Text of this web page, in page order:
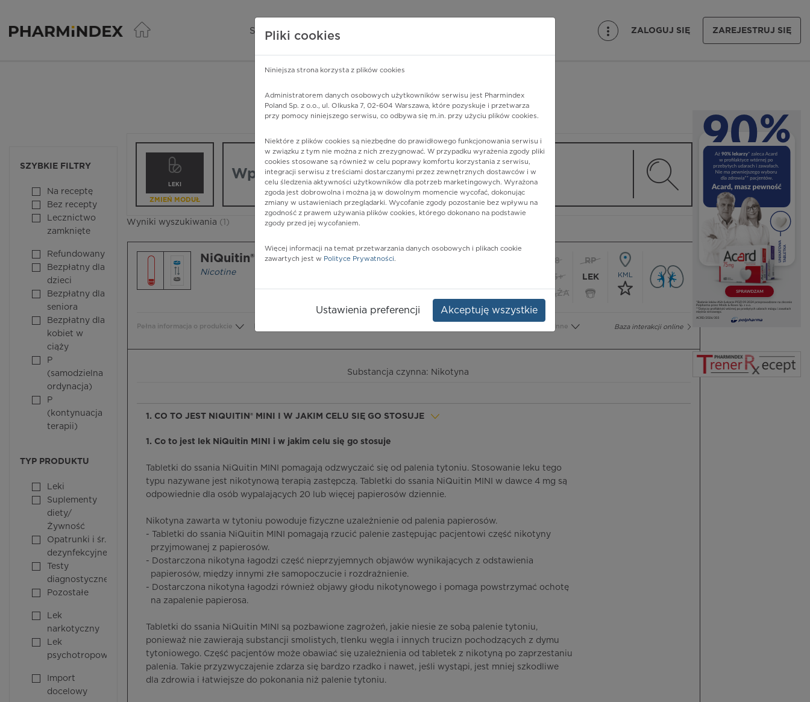
Pharmindex - lider wiedzy o lekach
SERWISY PHARMINDEX ZALOGUJ SIĘ ZAREJESTRUJ SIĘ
SZYBKIE FILTRY
Na receptę
Bez recepty
Lecznictwo
zamknięte
Refundowany
Bezpłatny dla
dzieci
Bezpłatny dla
seniora
Bezpłatny dla
kobiet w
ciąży
P
(samodzielna
ordynacja)
P
(kontynuacja
terapii)
TYP PRODUKTU
Leki
Suplementy
diety/
Żywność
Opatrunki i śr.
dezynfekcyjne
Testy
diagnostyczne
Pozostałe
Lek
narkotyczny
Lek
psychotropowy
Import
docelowy
Pharmindex
lider wiedzy o lekach
LEKI
ZMIEŃ MODUŁ
Wpisz nazwę lub substancję czynną
Wyniki wyszukiwania (1)
NiQuitin® MINI
Nicotine
Postać:tabl. do ssania
18
65+
CIĄŻA
RP
LEK
KML
Baza interakcji online
Pełna informacja o produkcie Inne
Substancja czynna: Nikotyna
1. CO TO JEST NIQUITIN® MINI I W JAKIM CELU SIĘ GO STOSUJE
1. Co to jest lek NiQuitin MINI i w jakim celu się go stosuje
Tabletki do ssania NiQuitin MINI pomagają odzwyczaić się od palenia tytoniu. Stosowanie leku tego
typu nazywane jest nikotynową terapią zastępczą. Tabletki do ssania NiQuitin MINI w dawce 4 mg są
odpowiednie dla osób wypalających 20 lub więcej papierosów dziennie.
Nikotyna zawarta w tytoniu powoduje fizyczne uzależnienie od palenia papierosów.
- Tabletki do ssania NiQuitin MINI pomagają rzucić palenie zastępując pacjentowi część nikotyny
przyjmowanej z papierosów.
- Dostarczona nikotyna łagodzi część nieprzyjemnych objawów wynikających z odstawienia
papierosów, między innymi złe samopoczucie i rozdrażnienie.
- Dostarczona nikotyna łagodzi również objawy głodu nikotynowego i pomaga powstrzymać ochotę
na zapalenie papierosa.
Tabletki do ssania NiQuitin MINI są pozbawione zagrożeń, jakie niesie ze sobą palenie tytoniu,
ponieważ nie zawierają substancji smolistych, tlenku węgla i innych trucizn pochodzących z dymu
tytoniowego. Część pacjentów może obawiać się uzależnienia od tabletek z nikotyną po zaprzestaniu
palenia. Takie przyzwyczajenie zdarza się bardzo rzadko i nawet, jeśli wystąpi, jest mniej szkodliwe
dla zdrowia i łatwiejsze do pokonania niż palenie tytoniu.
Pliki cookies
Niniejsza strona korzysta z plików cookies
Administratorem danych osobowych użytkowników serwisu jest Pharmindex
Poland Sp. z o.o., ul. Olkuska 7, 02-604 Warszawa, które pozyskuje i przetwarza
przy pomocy niniejszego serwisu, co odbywa się m.in. przy użyciu plików cookies.
Niektóre z plików cookies są niezbędne do prawidłowego funkcjonowania serwisu i
w związku z tym nie można z nich zrezygnować. W przypadku wyrażenia zgody pliki
cookies stosowane są również w celu poprawy komfortu korzystania z serwisu,
integracji serwisu z treściami dostarczanymi przez zewnętrznych dostawców i w
celu śledzenia aktywności użytkowników dla potrzeb marketingowych. Wyrażona
zgoda jest dobrowolna i można ją w dowolnym momencie wycofać, dokonując
zmiany w ustawieniach przeglądarki. Wycofanie zgody pozostanie bez wpływu na
zgodność z prawem używania plików cookies, którego dokonano na podstawie
zgody przed jej wycofaniem.
Więcej informacji na temat przetwarzania danych osobowych i plikach cookie
zawartych jest w Polityce Prywatności.
Ustawienia preferencji Akceptuję wszystkie